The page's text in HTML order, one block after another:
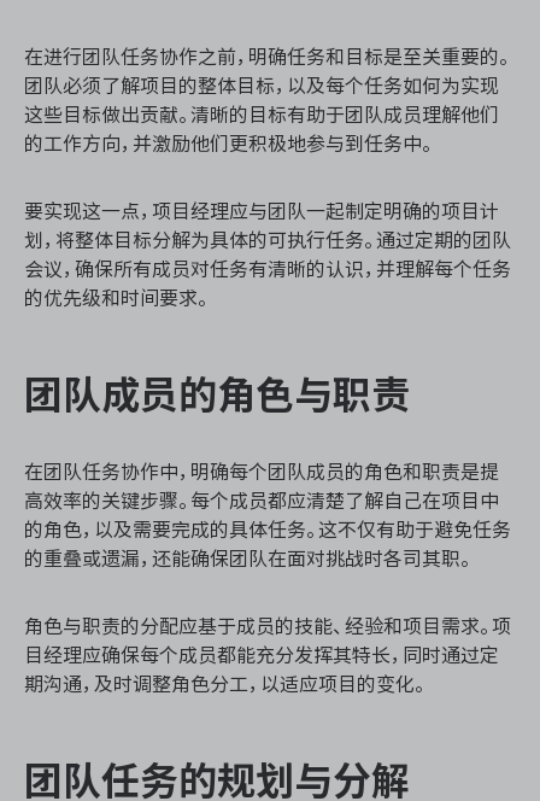
IPD 研发管理
ASPICE 研发管理
ONES 资讯
ONES 资讯
在进行团队任务协作之前，明确任务和目标是至关重要的。
团队必须了解项目的整体目标，以及每个任务如何为实现
这些目标做出贡献。清晰的目标有助于团队成员理解他们
的工作方向，并激励他们更积极地参与到任务中。
要实现这一点，项目经理应与团队一起制定明确的项目计
划，将整体目标分解为具体的可执行任务。通过定期的团队
会议，确保所有成员对任务有清晰的认识，并理解每个任务
的优先级和时间要求。
团队成员的角色与职责
在团队任务协作中，明确每个团队成员的角色和职责是提
高效率的关键步骤。每个成员都应清楚了解自己在项目中
的角色，以及需要完成的具体任务。这不仅有助于避免任务
的重叠或遗漏，还能确保团队在面对挑战时各司其职。
角色与职责的分配应基于成员的技能、经验和项目需求。项
目经理应确保每个成员都能充分发挥其特长，同时通过定
期沟通，及时调整角色分工，以适应项目的变化。
团队任务的规划与分解